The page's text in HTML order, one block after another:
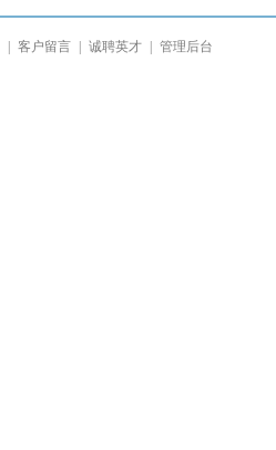
客户留言 诚聘英才 管理后台